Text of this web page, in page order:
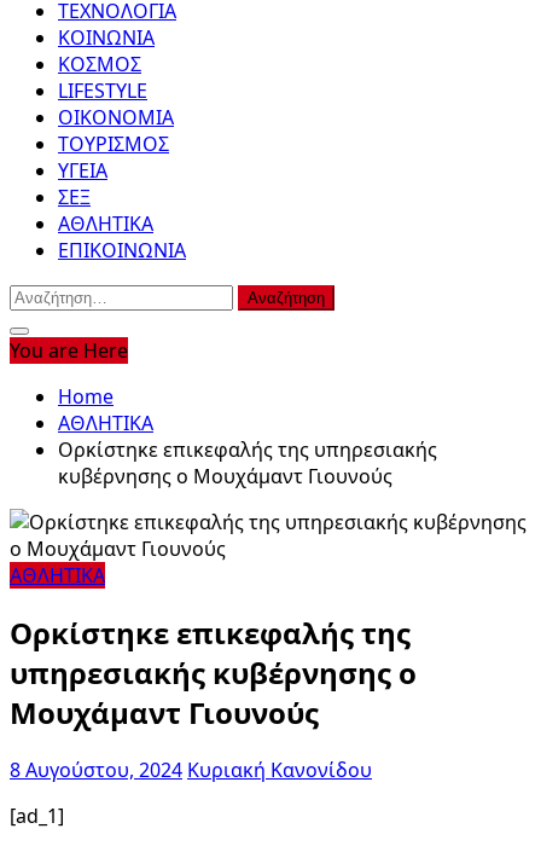
ΤΕΧΝΟΛΟΓΙΑ
ΚΟΙΝΩΝΙΑ
ΚΟΣΜΟΣ
LIFESTYLE
ΟΙΚΟΝΟΜΙΑ
ΤΟΥΡΙΣΜΟΣ
ΥΓΕΙΑ
ΣΕΞ
ΑΘΛΗΤΙΚΑ
ΕΠΙΚΟΙΝΩΝΙΑ
Αναζήτηση
για:
You are Here
Home
ΑΘΛΗΤΙΚΑ
Ορκίστηκε επικεφαλής της υπηρεσιακής
κυβέρνησης ο Μουχάμαντ Γιουνούς
ΑΘΛΗΤΙΚΑ
Ορκίστηκε επικεφαλής της
υπηρεσιακής κυβέρνησης ο
Μουχάμαντ Γιουνούς
8 Αυγούστου, 2024 Κυριακή Κανονίδου
[ad_1]